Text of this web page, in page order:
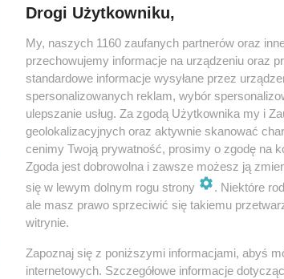
ma charakter informacyjny i nie zastąpi
- co mogę zrobić? [Porada eksperta]
[Porada eksperta]
z dziwnym zachowaniem dziecka? [Porada
samobójstwem [Porada eksperta]
od ludzi [Porada eksperta]
hormonalne [Porada eksperta]
[Porada eksperta]
[Porada eksperta]
Drogi Użytkowniku,
My, naszych 1160 zaufanych partnerów oraz
przechowujemy informacje na urządzeniu oraz
standardowe informacje wysyłane przez
spersonalizowanych reklam, wybór
ulepszanie usług. Za zgodą Użytkownika my i
geolokalizacyjnych oraz aktywnie skanować
cenimy Twoją prywatność, prosimy o zgodę na
Zgoda jest dobrowolna i zawsze możesz ją
się w lewym dolnym rogu strony
. Niektóre
ale masz prawo sprzeciwić się takiemu
witrynie.
Zapoznaj się z poniższymi informacjami, abyś
internetowych. Szczegółowe informacje